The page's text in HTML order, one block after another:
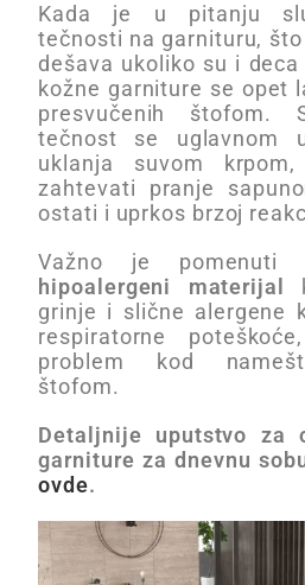
Kada je u pitanju
tečnosti na garnituru,
dešava ukoliko su i
kožne garniture se opet
presvučenih štofom.
tečnost se uglavnom
uklanja suvom
zahtevati pranje
ostati i uprkos brzoj
Važno je
hipoalergeni materijal
grinje i slične alergene
respiratorne
problem kod
štofom.
Detaljnije uputstvo za
garniture za dnevnu
ovde.